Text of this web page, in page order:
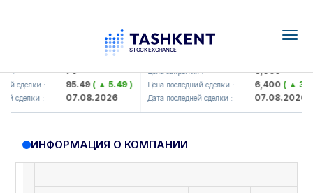
: 79
сделки : 95.49( ▲ 5.49 )
сделки : 07.08.2026
UZMK (<O'zmetkombinat> AJ)
Цена закрытия : 6,099
Цена последний сделки : 6,400( ▲
Дата последней сделки : 07.08.2026
ИНФОРМАЦИЯ О КОМПАНИИ